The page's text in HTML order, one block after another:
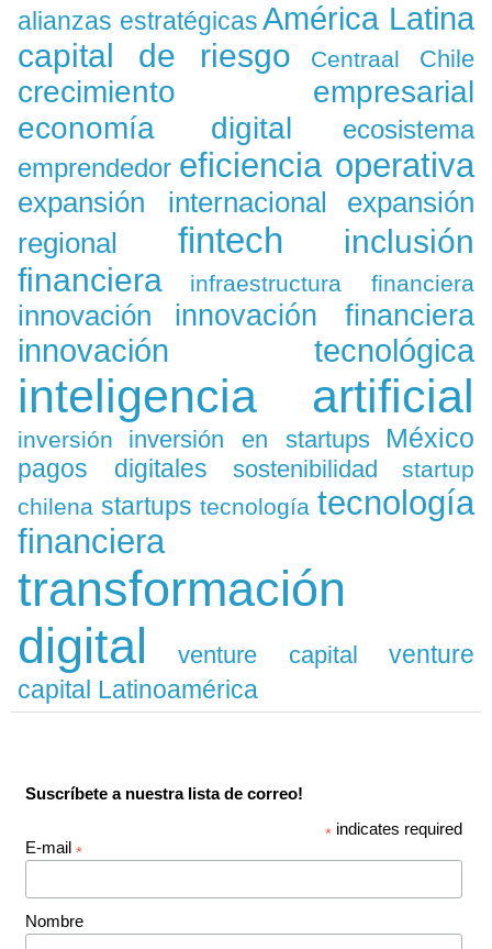
alianzas estratégicas América Latina
capital de riesgo Centraal Chile
crecimiento empresarial
economía digital
ecosistema
emprendedor eficiencia operativa
expansión internacional
expansión
regional
fintech
inclusión
financiera
infraestructura financiera
innovación innovación financiera
innovación tecnológica
inteligencia artificial
inversión inversión en startups México
pagos digitales sostenibilidad
startup
chilena startups tecnología tecnología
financiera
transformación
digital
venture capital
venture
capital Latinoamérica
Suscríbete a nuestra lista de correo!
* indicates required
E-mail *
Nombre